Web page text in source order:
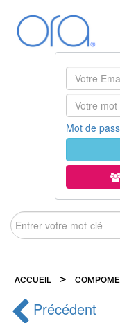
Mot de
ACCUEIL >
Précédent